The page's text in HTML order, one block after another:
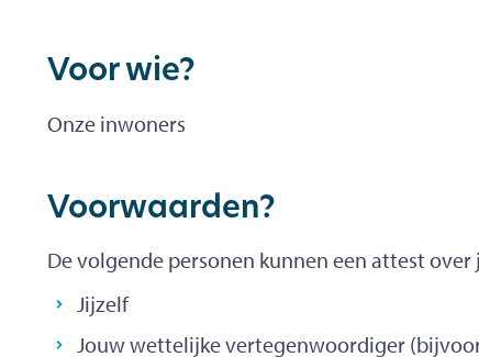
Voor wie?
Onze inwoners
Voorwaarden?
De volgende personen kunnen een attest over
Jijzelf
Jouw wettelijke vertegenwoordiger